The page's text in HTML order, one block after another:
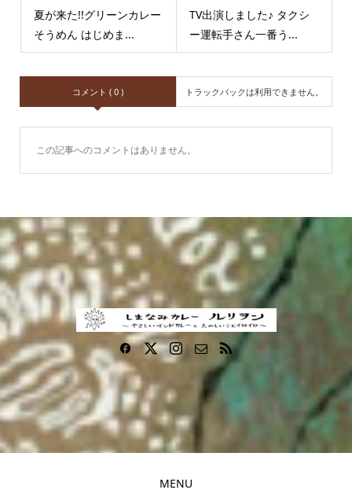
夏が来た!!グリーンカレー
そうめん はじめま...
TV出演しました♪ タクシ
ー運転手さん一番う...
コメント ( 0 ) トラックバックは利用できません。
この記事へのコメントはありません。
MENU